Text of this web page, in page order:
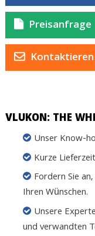
Preisanfrage
VLUKON: THE
Unser Know-
Kurze
Fordern Sie
Ihren Wünschen.
Unsere
und verwandten